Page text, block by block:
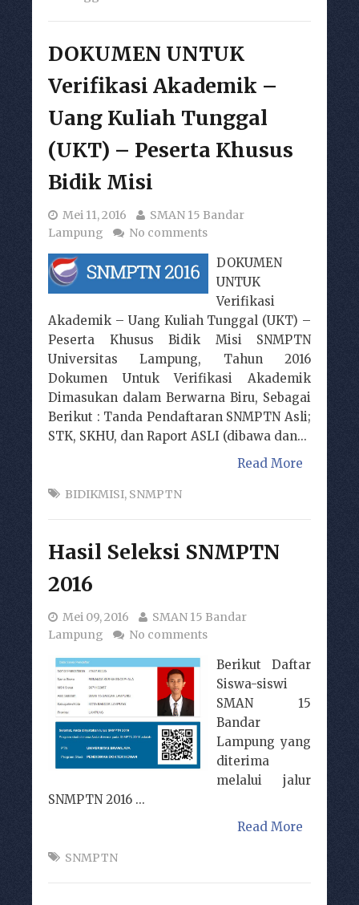
DOKUMEN UNTUK
Verifikasi Akademik –
Uang Kuliah Tunggal
(UKT) – Peserta Khusus
Bidik Misi
Mei 11, 2016
SMAN 15 Bandar
Lampung
No comments
DOKUMEN
UNTUK
Verifikasi
Akademik – Uang Kuliah Tunggal (UKT) –
Peserta Khusus Bidik Misi SNMPTN
Universitas Lampung, Tahun 2016
Dokumen Untuk Verifikasi Akademik
Dimasukan dalam Berwarna Biru, Sebagai
Berikut : Tanda Pendaftaran SNMPTN Asli;
STK, SKHU, dan Raport ASLI (dibawa dan...
Read More
BIDIKMISI, SNMPTN
Hasil Seleksi SNMPTN
2016
Mei 09, 2016
SMAN 15 Bandar
Lampung
No comments
Berikut Daftar
Siswa-siswi
SMAN 15
Bandar
Lampung yang
diterima
melalui jalur
SNMPTN 2016 ...
Read More
SNMPTN